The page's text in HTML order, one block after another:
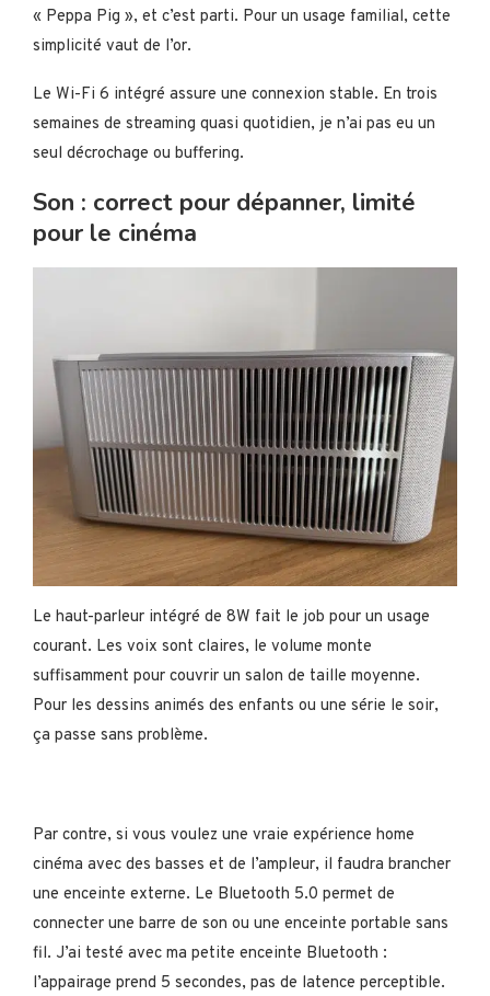
« Peppa Pig », et c’est parti. Pour un usage familial, cette
simplicité vaut de l’or.
Le Wi-Fi 6 intégré assure une connexion stable. En trois
semaines de streaming quasi quotidien, je n’ai pas eu un
seul décrochage ou buffering.
Son : correct pour dépanner, limité
pour le cinéma
Le haut-parleur intégré de 8W fait le job pour un usage
courant. Les voix sont claires, le volume monte
suffisamment pour couvrir un salon de taille moyenne.
Pour les dessins animés des enfants ou une série le soir,
ça passe sans problème.
Par contre, si vous voulez une vraie expérience home
cinéma avec des basses et de l’ampleur, il faudra brancher
une enceinte externe. Le Bluetooth 5.0 permet de
connecter une barre de son ou une enceinte portable sans
fil. J’ai testé avec ma petite enceinte Bluetooth :
l’appairage prend 5 secondes, pas de latence perceptible.